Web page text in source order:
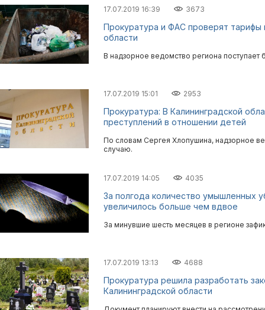
17.07.2019 16:39 3673
Прокуратура и ФАС проверят тарифы
области
В надзорное ведомство региона
17.07.2019 15:01 2953
Прокуратура: В Калининградской
преступлений в отношении детей
По словам Сергея Хлопушина, надзорное
случаю.
17.07.2019 14:05 4035
За полгода количество умышленных
увеличилось больше чем вдвое
За минувшие шесть месяцев в регионе
17.07.2019 13:13 4688
Прокуратура решила разработать
Калининградской области